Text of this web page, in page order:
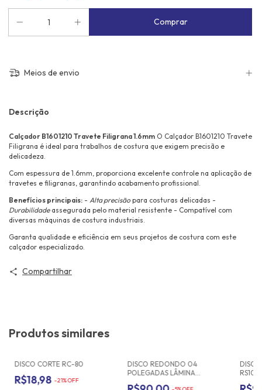
Meios de envio
Descrição
Calçador B1601210 Travete Filigrana 1.6mm O Calçador B1601210 Travete
Filigrana é ideal para trabalhos de costura que exigem precisão e
delicadeza.
Com espessura de 1.6mm, proporciona excelente controle na aplicação de
travetes e filigranas, garantindo acabamento profissional.
Benefícios principais: - Alta precisãopara costuras delicadas -
Durabilidadeassegurada pelo material resistente - Compatível com
diversas máquinas de costura industriais.
Garanta qualidade e eficiência em seus projetos de costura com este
calçador especializado.
Compartilhar
Produtos similares
DISCO CORTE RC-80
R$18,98 -21%OFF
DISCO REDONDO 04
POLEGADAS LÂMINA
RS100